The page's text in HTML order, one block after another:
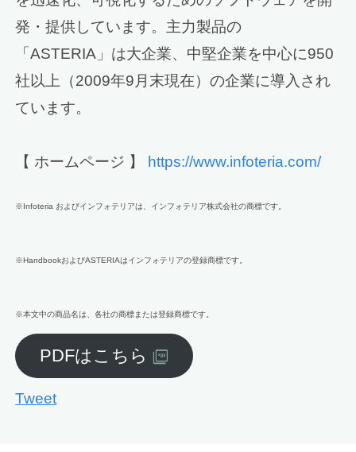
発・提供しています。主力製品の
「ASTERIA」は大企業、中堅企業を中心に950
社以上（2009年9月末現在）の企業に導入され
ています。
【 ホームページ 】 https://www.infoteria.com/
※Infoteria およびインフォテリアは、インフォテリア株式会社の商標です。
※HandbookおよびASTERIAはインフォテリアの登録商標です。
※本文中の商品名は、各社の商標または登録商標です。
PDFはこちら
Tweet